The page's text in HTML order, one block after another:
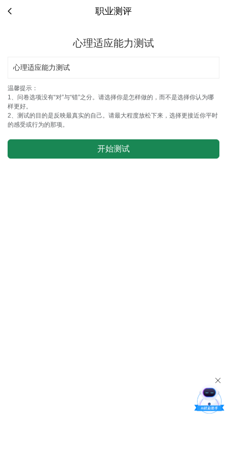
职业测评
心理适应能力测试
心理适应能力测试
温馨提示：
1、问卷选项没有“对”与“错”之分。请选择你是怎样做的，而不是选择你认为哪
样更好。
2、测试的目的是反映最真实的自己。请最大程度放松下来，选择更接近你平时
的感受或行为的那项。
开始测试